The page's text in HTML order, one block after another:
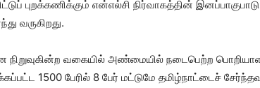
புறக்கணிக்கும் என்எல்சி நிர்வாகத்தின்
வருகிறது.
வகையில் அண்மையில் நடைபெற்ற
1500 பேரில் 8 பேர் மட்டுமே தமிழ்நாட்டைச்